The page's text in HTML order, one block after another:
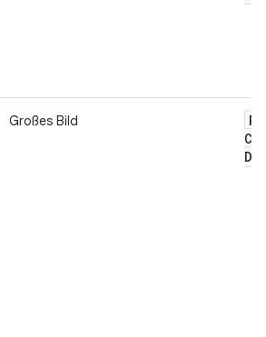
Großes Bild